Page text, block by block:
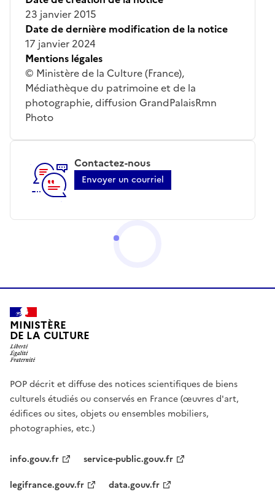
23 janvier 2015
Date de dernière modification de la notice
17 janvier 2024
Mentions légales
© Ministère de la Culture (France),
Médiathèque du patrimoine et de la
photographie, diffusion GrandPalaisRmn
Photo
Contactez-nous
Envoyer un courriel
MINISTÈRE
DE LA CULTURE
POP décrit et diffuse des notices scientifiques de biens
culturels étudiés ou conservés en France (œuvres d'art,
édifices ou sites, objets ou ensembles mobiliers,
photographies, etc.)
info.gouv.fr
service-public.gouv.fr
legifrance.gouv.fr
data.gouv.fr